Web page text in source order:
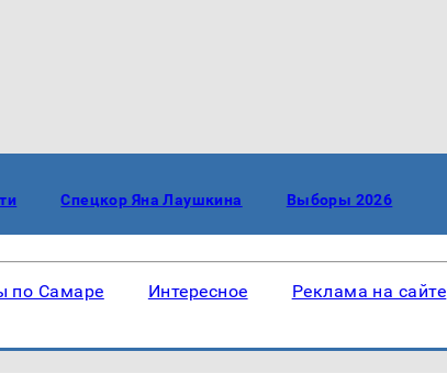
Спецкор Яна Лаушкина Выборы 2026
по Самаре Интересное Реклама на сайте